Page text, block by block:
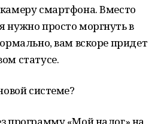
смартфона. Вместо
нужно просто моргнуть в
вам вскоре придет
статусе.
системе?